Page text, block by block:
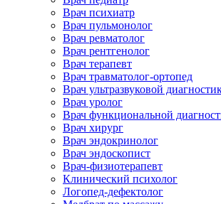
Врач психиатр
Врач пульмонолог
Врач ревматолог
Врач рентгенолог
Врач терапевт
Врач травматолог-ортопед
Врач ультразвуковой
Врач уролог
Врач функциональной
Врач хирург
Врач эндокринолог
Врач эндоскопист
Врач-физиотерапевт
Клинический психолог
Логопед-дефектолог